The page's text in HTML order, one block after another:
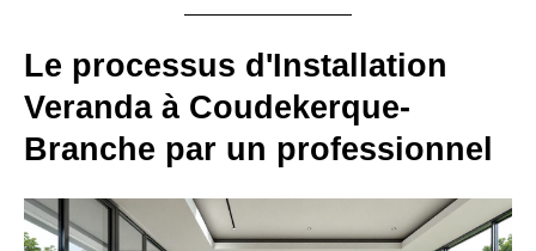
Le processus d'Installation
Veranda à Coudekerque-
Branche par un professionnel